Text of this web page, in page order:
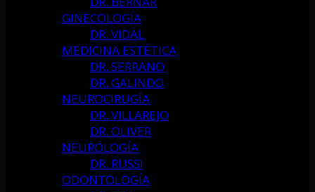
GINECOLOGÍA
DR. VIDAL
MEDICINA ESTÉTICA
DR. SERRANO
DR. GALINDO
NEUROCIRUGÍA
DR. VILLAREJO
DR. OLIVER
NEUROLOGÍA
DR. RUSSI
ODONTOLOGÍA